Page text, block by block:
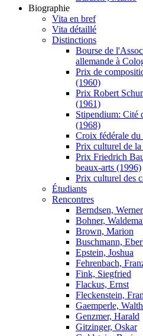
Biographie
Vita en bref
Vita détaillé
Distinctions
Bourse de
allemande à
Prix de
(1960)
Prix Robert
(1961)
Stipendium: Cité
(1968)
Croix fédérale du
Prix culturel de
Prix Friedrich
beaux-arts (1996)
Prix culturel des
Étudiants
Rencontres
Berndsen, Werner
Bohner,
Brown, Marion
Buschmann,
Epstein, Joshua
Fehrenbach,
Fink, Siegfried
Flackus, Ernst
Fleckenstein,
Gaemperle,
Genzmer, Harald
Gitzinger, Oskar